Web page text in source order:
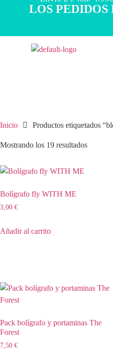
LOS PEDIDOS
Inicio Productos etiquetados
Mostrando los 19 resultados
Bolígrafo fly WITH ME
3,00 €
Añadir al carrito
Pack bolígrafo y portaminas The
Forest
7,50 €